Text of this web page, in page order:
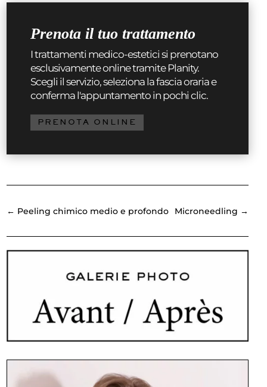
Prenota il tuo trattamento
I trattamenti medico-estetici si prenotano
esclusivamente online tramite Planity.
Scegli il servizio, seleziona la fascia oraria e
conferma l'appuntamento in pochi clic.
PRENOTA ONLINE
← Peeling chimico medio e profondo Microneedling →